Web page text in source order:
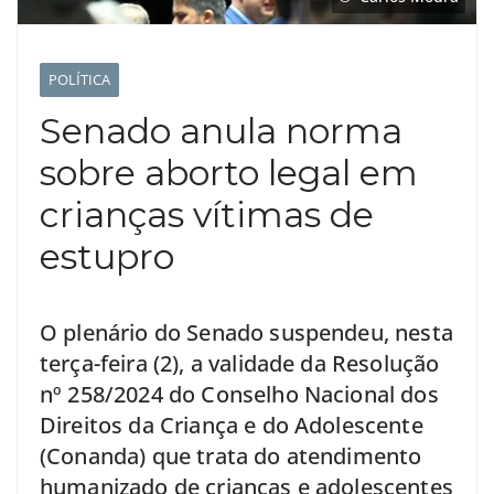
POLÍTICA
Senado anula norma
sobre aborto legal em
crianças vítimas de
estupro
O plenário do Senado suspendeu, nesta
terça-feira (2), a validade da Resolução
nº 258/2024 do Conselho Nacional dos
Direitos da Criança e do Adolescente
(Conanda) que trata do atendimento
humanizado de crianças e adolescentes